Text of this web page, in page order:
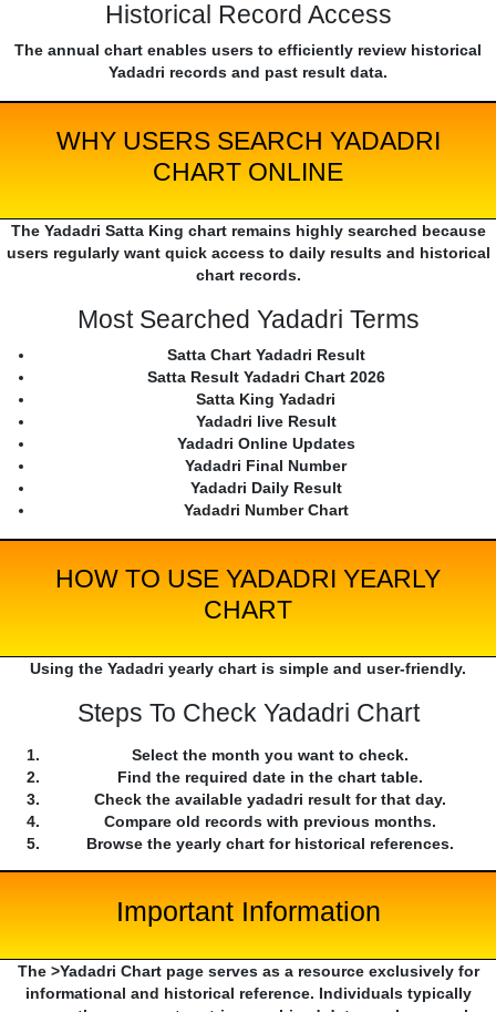
Historical Record Access
The annual chart enables users to efficiently review historical
Yadadri records and past result data.
WHY USERS SEARCH YADADRI
CHART ONLINE
The Yadadri Satta King chart remains highly searched because
users regularly want quick access to daily results and historical
chart records.
Most Searched Yadadri Terms
Satta Chart Yadadri Result
Satta Result Yadadri Chart 2026
Satta King Yadadri
Yadadri live Result
Yadadri Online Updates
Yadadri Final Number
Yadadri Daily Result
Yadadri Number Chart
HOW TO USE YADADRI YEARLY
CHART
Using the Yadadri yearly chart is simple and user-friendly.
Steps To Check Yadadri Chart
Select the month you want to check.
Find the required date in the chart table.
Check the available yadadri result for that day.
Compare old records with previous months.
Browse the yearly chart for historical references.
Important Information
The >Yadadri Chart page serves as a resource exclusively for
informational and historical reference. Individuals typically